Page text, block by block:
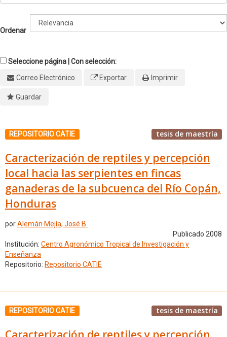
Ordenar
Seleccione página | Con selección:
Correo Electrónico
Exportar Imprimir
Guardar
REPOSITORIO CATIE tesis de maestría
Caracterización de reptiles y percepción
local hacia las serpientes en fincas
ganaderas de la subcuenca del Río Copán,
Honduras
porAlemán Mejía, José B.
Publicado 2008
Institución: Centro Agronómico Tropical de Investigación y
Enseñanza
Repositorio: Repositorio CATIE
REPOSITORIO CATIE tesis de maestría